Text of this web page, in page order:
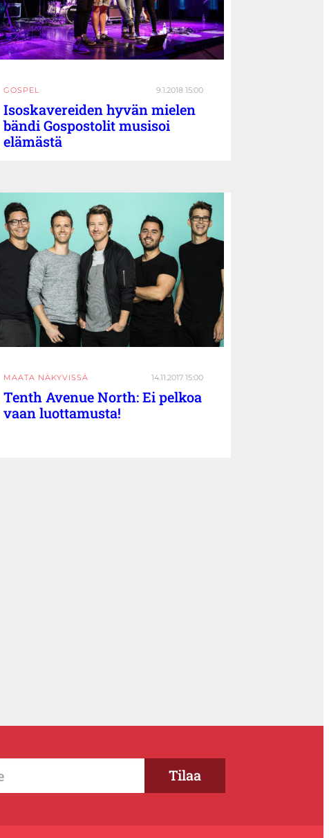
GOSPEL 9.1.2018 15:00
Isoskavereiden hyvän mielen
bändi Gospostolit musisoi
elämästä
MAATA NÄKYVISSÄ 14.11.2017 15:00
Tenth Avenue North: Ei pelkoa
vaan luottamusta!